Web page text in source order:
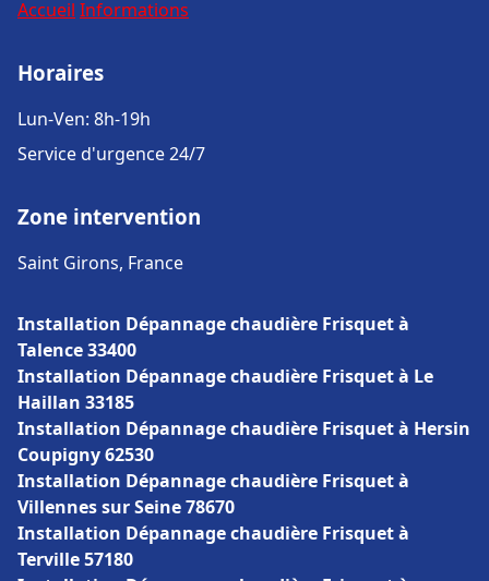
Accueil Informations
Horaires
Lun-Ven: 8h-19h
Service d'urgence 24/7
Zone intervention
Saint Girons, France
Installation Dépannage chaudière Frisquet à
Talence 33400
Installation Dépannage chaudière Frisquet à Le
Haillan 33185
Installation Dépannage chaudière Frisquet à Hersin
Coupigny 62530
Installation Dépannage chaudière Frisquet à
Villennes sur Seine 78670
Installation Dépannage chaudière Frisquet à
Terville 57180